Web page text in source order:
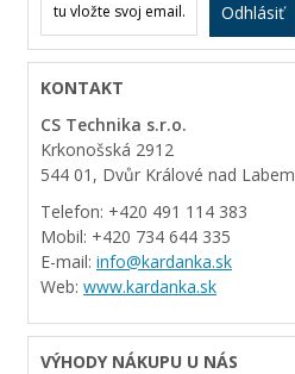
Odhlásiť
KONTAKT
CS Technika s.r.o.
Krkonošská 2912
544 01, Dvůr Králové nad Labem
Telefon: +420 491 114 383
Mobil: +420 734 644 335
E-mail: info@kardanka.sk
Web: www.kardanka.sk
VÝHODY NÁKUPU U NÁS